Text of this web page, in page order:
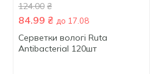
124.00 ₴
84.99 ₴ до 17.08
Серветки вологі Ruta
Antibacterial 120шт